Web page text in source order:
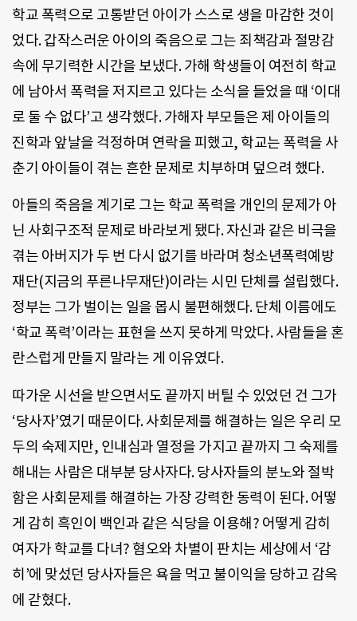
학교 폭력으로 고통받던 아이가 스스로 생을 마감한 것이
었다. 갑작스러운 아이의 죽음으로 그는 죄책감과 절망감
속에 무기력한 시간을 보냈다. 가해 학생들이 여전히 학교
에 남아서 폭력을 저지르고 있다는 소식을 들었을 때 ‘이대
로 둘 수 없다’고 생각했다. 가해자 부모들은 제 아이들의
진학과 앞날을 걱정하며 연락을 피했고, 학교는 폭력을 사
춘기 아이들이 겪는 흔한 문제로 치부하며 덮으려 했다.
아들의 죽음을 계기로 그는 학교 폭력을 개인의 문제가 아
닌 사회구조적 문제로 바라보게 됐다. 자신과 같은 비극을
겪는 아버지가 두 번 다시 없기를 바라며 청소년폭력예방
재단(지금의 푸른나무재단)이라는 시민 단체를 설립했다.
정부는 그가 벌이는 일을 몹시 불편해했다. 단체 이름에도
‘학교 폭력’이라는 표현을 쓰지 못하게 막았다. 사람들을 혼
란스럽게 만들지 말라는 게 이유였다.
따가운 시선을 받으면서도 끝까지 버틸 수 있었던 건 그가
‘당사자’였기 때문이다. 사회문제를 해결하는 일은 우리 모
두의 숙제지만, 인내심과 열정을 가지고 끝까지 그 숙제를
해내는 사람은 대부분 당사자다. 당사자들의 분노와 절박
함은 사회문제를 해결하는 가장 강력한 동력이 된다. 어떻
게 감히 흑인이 백인과 같은 식당을 이용해? 어떻게 감히
여자가 학교를 다녀? 혐오와 차별이 판치는 세상에서 ‘감
히’에 맞섰던 당사자들은 욕을 먹고 불이익을 당하고 감옥
에 갇혔다.